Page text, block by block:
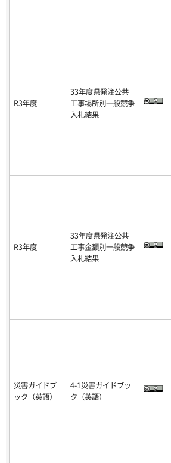
R3年度
33年度県発注公共
工事場所別一般競争
入札結果
R3年度
33年度県発注公共
工事金額別一般競争
入札結果
災害ガイドブ
ック（英語）
4-1災害ガイドブッ
ク（英語）